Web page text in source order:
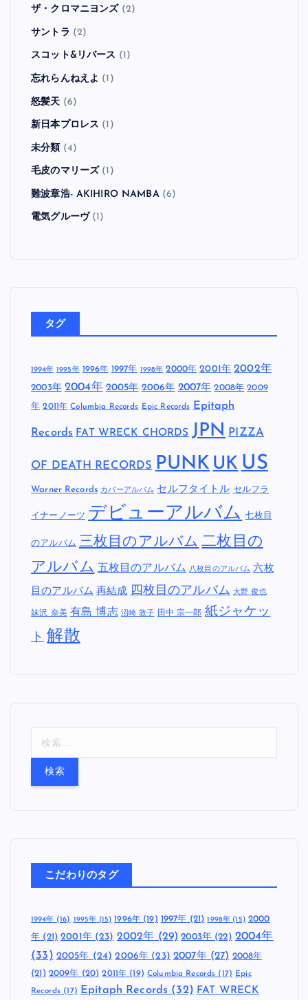
ザ・クロマニヨンズ (2)
サントラ (2)
スコット&リバース (1)
忘れらんねえよ (1)
怒髪天 (6)
新日本プロレス (1)
未分類 (4)
毛皮のマリーズ (1)
難波章浩- AKIHIRO NAMBA(6)
電気グルーヴ(1)
タグ
1994年 1995年 1996年 1997年 1998年 2000年 2001年 2002年
2003年 2004年 2005年 2006年 2007年 2008年 2009
年 2011年 Columbia Records Epic Records Epitaph
Records FAT WRECK CHORDS JPN PIZZA
OF DEATH RECORDS PUNK UK US
Warner Records カバーアルバム セルフタイトル セルフラ
イナーノーツ デビューアルバム 七枚目
のアルバム 三枚目のアルバム 二枚目の
アルバム 五枚目のアルバム 八枚目のアルバム 六枚
目のアルバム 再結成 四枚目のアルバム 大野 俊也
妹沢 奈美 有島 博志 沼崎 敦子 田中 宗一郎 紙ジャケッ
ト 解散
こだわりのタグ
1994年(16) 1995年 (15) 1996年(19) 1997年 (21) 1998年 (15) 2000
年 (21) 2001年(23) 2002年 (29) 2003年 (22) 2004年
(33) 2005年 (24) 2006年 (23) 2007年(27) 2008年
(21) 2009年 (20) 2011年 (19) Columbia Records (17) Epic
Records (17) Epitaph Records (32) FAT WRECK